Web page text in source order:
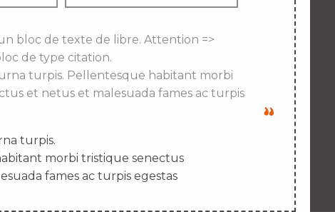
bloc de texte de libre. Attention =>
de type citation.
turpis. Pellentesque habitant morbi
et netus et malesuada fames ac turpis
turpis.
morbi tristique senectus
fames ac turpis egestas